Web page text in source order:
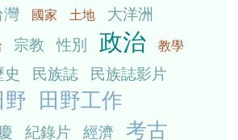
灣 國家 土地 大洋洲
宗教 性別 政治 教學
史 民族誌 民族誌影片
野 田野工作
紀錄片 經濟 考古